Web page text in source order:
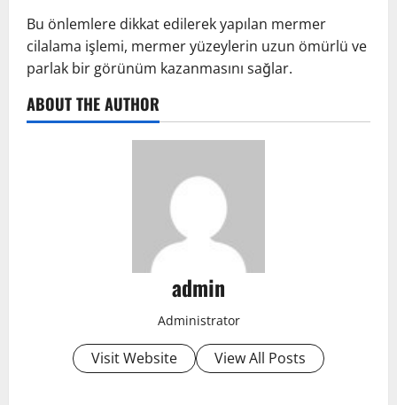
Bu önlemlere dikkat edilerek yapılan mermer
cilalama işlemi, mermer yüzeylerin uzun ömürlü ve
parlak bir görünüm kazanmasını sağlar.
ABOUT THE AUTHOR
admin
Administrator
Visit Website View All Posts